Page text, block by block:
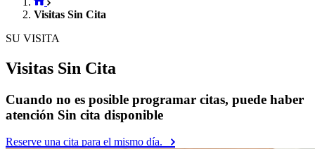
Visitas Sin Cita
SU VISITA
Visitas Sin Cita
Cuando no es posible programar citas, puede haber
atención Sin cita disponible
Reserve una cita para el mismo día.